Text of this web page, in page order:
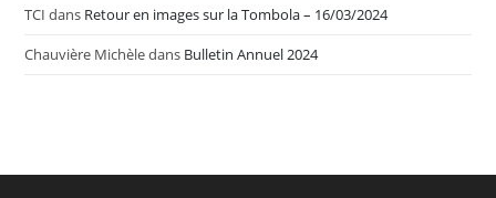
TCI dans Retour en images sur la Tombola – 16/03/2024
Chauvière Michèledans Bulletin Annuel 2024